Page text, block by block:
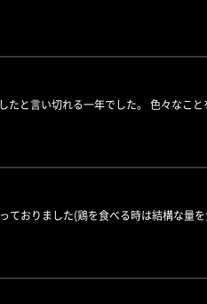
と言い切れる一年でした。 色々なこと
ておりました(鶏を食べる時は結構な量を